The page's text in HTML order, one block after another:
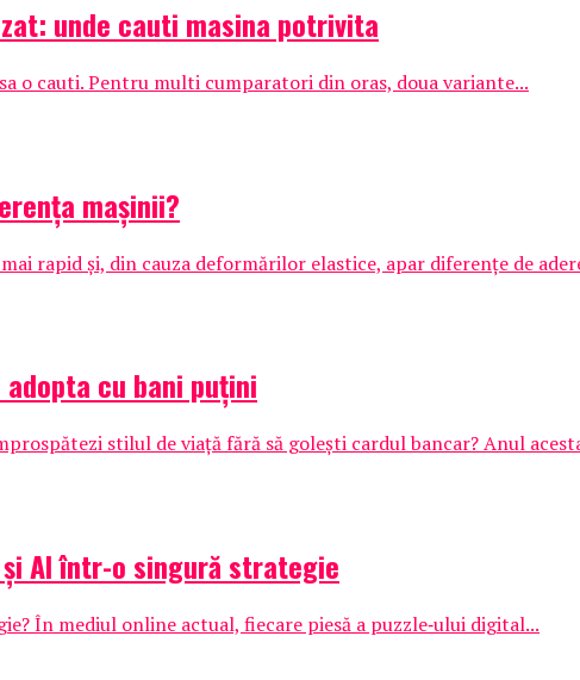
unde cauti masina potrivita
o cauti. Pentru multi cumparatori din oras, doua variante...
mașinii?
rapid și, din cauza deformărilor elastice, apar diferențe de
cu bani puțini
stilul de viață fără să golești cardul bancar? Anul
AI într-o singură strategie
În mediul online actual, fiecare piesă a puzzle‑ului digital...